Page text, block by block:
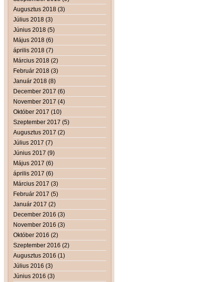
Augusztus 2018 (3)
Július 2018 (3)
Június 2018 (5)
Május 2018 (6)
április 2018 (7)
Március 2018 (2)
Február 2018 (3)
Január 2018 (8)
December 2017 (6)
November 2017 (4)
Október 2017 (10)
Szeptember 2017 (5)
Augusztus 2017 (2)
Július 2017 (7)
Június 2017 (9)
Május 2017 (6)
április 2017 (6)
Március 2017 (3)
Február 2017 (5)
Január 2017 (2)
December 2016 (3)
November 2016 (3)
Október 2016 (2)
Szeptember 2016 (2)
Augusztus 2016 (1)
Július 2016 (3)
Június 2016 (3)